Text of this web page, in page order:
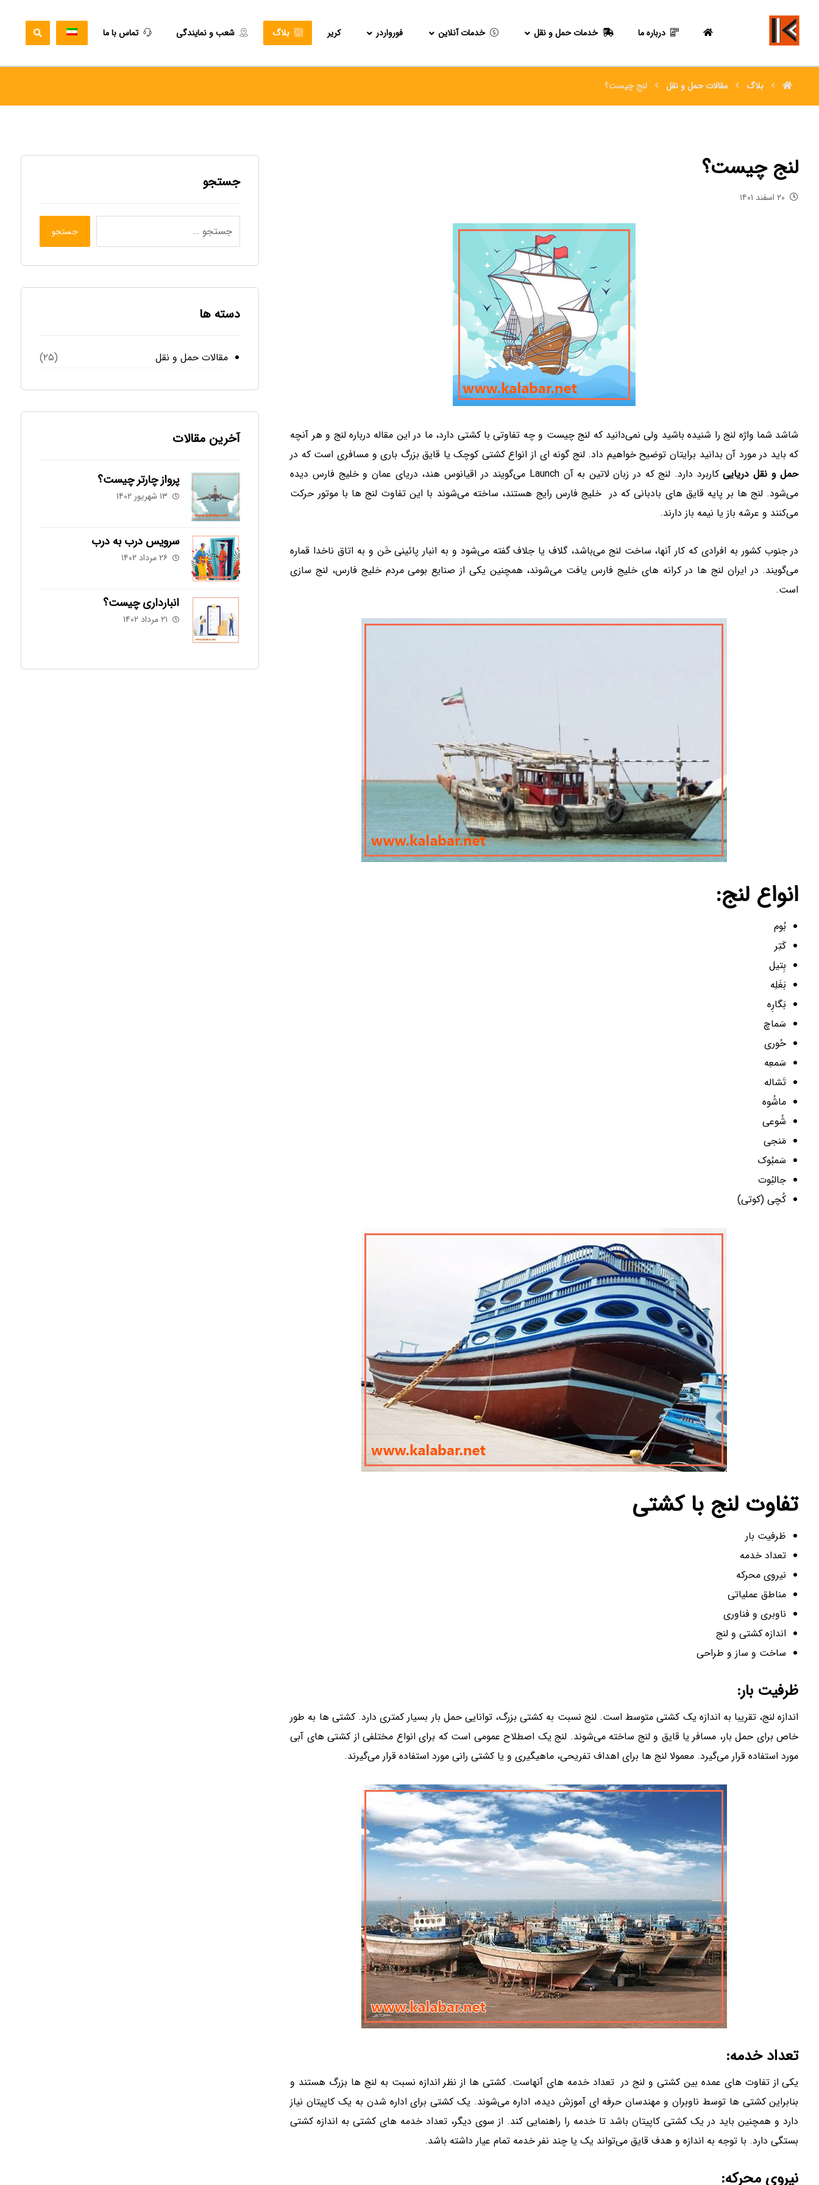
درباره ما خدمات حمل و نقل خدمات آنلاین فورواردر کریر بلاگ شعب و نمایندگی تماس با ما
بلاگ مقالات حمل و نقل لنج چیست؟
لنج چیست؟
۲۰ اسفند ۱۴۰۱
شاشد شما واژه لنج را شنیده باشید ولی نمی‌دانید که لنج چیست و چه تفاوتی با کشتی دارد، ما در این مقاله درباره لنج و هر آنچه
که باید در مورد آن بدانید برایتان توضیح خواهیم داد. لنج گونه ای از انواع کشتی کوچک یا قایق بزرگ باری و مسافری است که در
حمل و نقل دریایی
کاربرد دارد. لنج که در زبان لاتین به آن Launch می‌گویند در اقیانوس هند، دریای عمان و خلیج فارس دیده
می‌شود. لنج ها بر پایه قایق های بادبانی که در خلیج فارس رایج هستند، ساخته می‌شوند با این تفاوت لنج ها با موتور حرکت
می‌کنند و عرشه باز یا نیمه باز دارند.
در جنوب کشور به افرادی که کار آنها، ساخت لنج می‌باشد، گلاف یا جلاف گفته می‌شود و به انبار پائینی خَن و به اتاق ناخدا قماره
می‌گویند. در ایران لنج ها در کرانه های خلیج فارس یافت می‌شوند، همچنین یکی از صنایع بومی مردم خلیج فارس، لنج سازی
است.
انواع لنج:
بُوم
کَتِر
بِتیل
بَغَلِه‌
بَگارِه
سَماچ
حُوری
سَمعِه
تَشاله
ماشُوه
شُوعی
مَنجی
سَمبُوک
جالبُوت
کُچی (کوتی)
تفاوت لنج با کشتی
ظرفیت بار
تعداد خدمه
نیروی محرکه
مناطق عملیاتی
ناوبری و فناوری
اندازه کشتی و لنج
ساخت و ساز و طراحی
ظرفیت بار:
اندازه لنج، تقریبا به اندازه یک کشتی متوسط است. لنج نسبت به کشتی بزرگ، توانایی حمل بار بسیار کمتری دارد. کشتی ها به طور
خاص برای حمل بار، مسافر یا قایق و لنج ساخته می‌شوند. لنج یک اصطلاح عمومی است که برای انواع مختلفی از کشتی های آبی
مورد استفاده قرار می‌گیرد. معمولا لنج ها برای اهداف تفریحی، ماهیگیری و یا کشتی رانی مورد استفاده قرار می‌گیرند.
تعداد خدمه:
یکی از تفاوت های عمده بین کشتی و لنج در تعداد خدمه های آنهاست. کشتی ها از نظر اندازه نسبت به لنج ها بزرگ هستند و
بنابراین کشتی ها توسط ناوبران و مهندسان حرفه ای آموزش دیده، اداره می‌شوند. یک کشتی برای اداره شدن به یک کاپیتان نیاز
دارد و همچنین باید در یک کشتی کاپیتان باشد تا خدمه را راهنمایی کند. از سوی دیگر، تعداد خدمه های کشتی به اندازه کشتی
بستگی دارد. با توجه به اندازه و هدف قایق می‌تواند یک یا چند نفر خدمه تمام عیار داشته باشد.
نیروی محرکه:
جستجو
جستجو
دسته ها
مقالات حمل و نقل (۲۵)
آخرین مقالات
پرواز چارتر چیست؟
۱۳ شهریور ۱۴۰۲
سرویس درب به درب
۲۶ مرداد ۱۴۰۲
انبارداری چیست؟
۲۱ مرداد ۱۴۰۲